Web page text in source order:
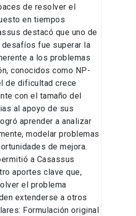
de resolver el
en tiempos
destacó que uno de
desafíos fue superar la
a los problemas
conocidos como NP-
de dificultad crece
con el tamaño del
al apoyo de sus
aprender a analizar
modelar problemas
de mejora.
a Casassus
aportes clave que,
el problema
extenderse a otros
Formulación original